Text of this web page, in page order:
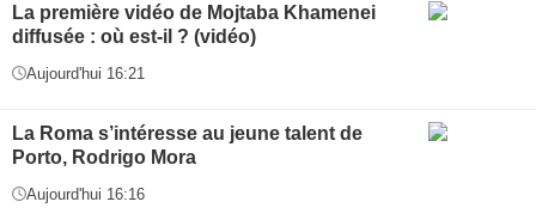
La première vidéo de Mojtaba Khamenei
diffusée : où est-il ? (vidéo)
Aujourd'hui 16:21
La Roma s’intéresse au jeune talent de
Porto, Rodrigo Mora
Aujourd'hui 16:16